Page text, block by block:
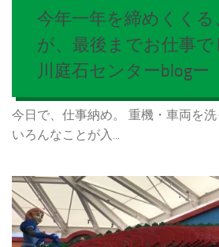
今年一年を締めくくる
が、最後までお仕事で
川庭石センターblogー
今日で、仕事納め。 重機・車両を洗
いろんなことが入...